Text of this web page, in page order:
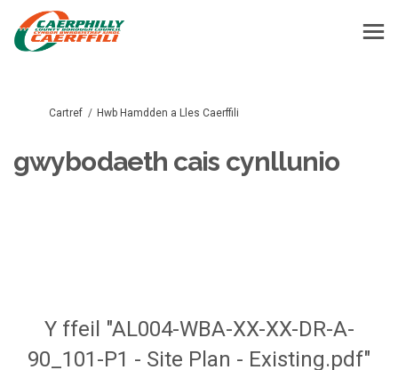
Rydych yma:
Cartref Hwb Hamdden a Lles Caerffili
gwybodaeth cais cynllunio
Y ffeil "AL004-WBA-XX-XX-DR-A-
90_101-P1 - Site Plan - Existing.pdf"